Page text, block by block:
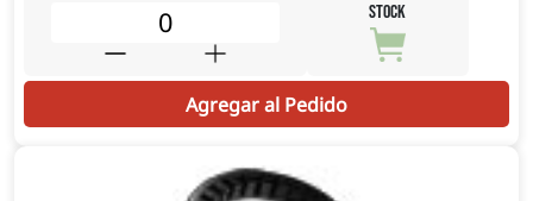
STOCK
Agregar al Pedido